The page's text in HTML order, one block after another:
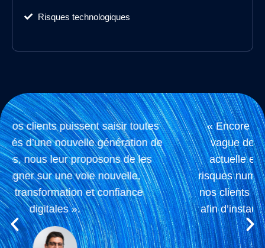
Risques technologiques
« Encore amplifiée par l’IA générative, la
vague de transformation technologique
actuelle expose les organisations à des
risques numériques croissants. Nous aidons
nos clients à les maîtriser dès la conception
afin d’instaurer la confiance nécessaire à la
création de valeur ».